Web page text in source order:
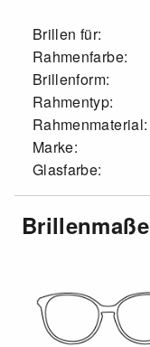
Brillen für:
Rahmenfarbe:
Brillenform:
Rahmentyp:
Rahmenmaterial:
Marke:
Glasfarbe:
Brillenmaße